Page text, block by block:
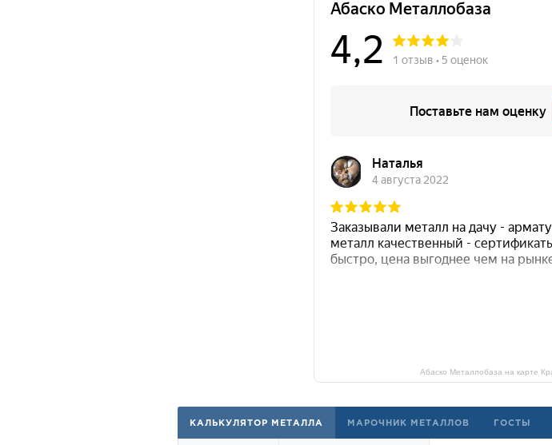
Абаско Металлобаза на карте